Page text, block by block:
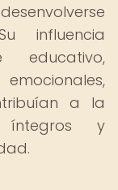
influencia
educativo,
a la
íntegros y